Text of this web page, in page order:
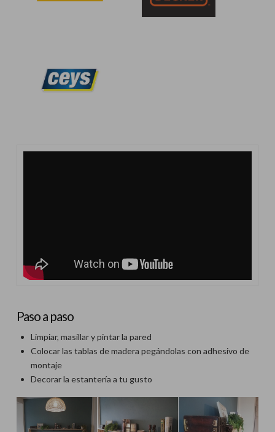
Paso a paso
Limpiar, masillar y pintar la pared
Colocar las tablas de madera pegándolas con adhesivo de
montaje
Decorar la estantería a tu gusto